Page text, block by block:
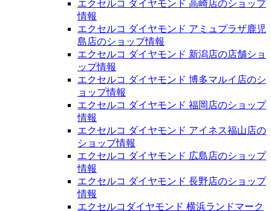
エクセルコ ダイヤモンド 高崎店のショップ
情報
エクセルコ ダイヤモンド アミュプラザ鹿児
島店のショップ情報
エクセルコ ダイヤモンド 新潟店の店舗ショ
ップ情報
エクセルコ ダイヤモンド 博多マルイ店のシ
ョップ情報
エクセルコ ダイヤモンド 福岡店のショップ
情報
エクセルコ ダイヤモンド アイネス福山店の
ショップ情報
エクセルコ ダイヤモンド 広島店のショップ
情報
エクセルコ ダイヤモンド 長野店のショップ
情報
エクセルコダイヤモンド 横浜ランドマーク